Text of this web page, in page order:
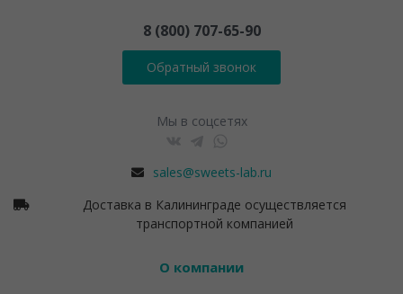
8 (800) 707-65-90
Обратный звонок
Мы в соцсетях
sales@sweets-lab.ru
Доставка в Калининграде осуществляется
транспортной компанией
О компании